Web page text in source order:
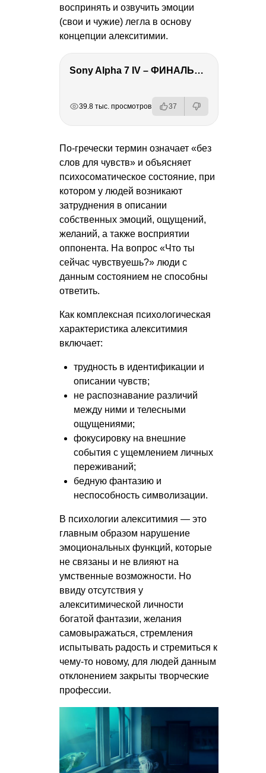
воспринять и озвучить эмоции
(свои и чужие) легла в основу
концепции алекситимии.
Sony Alpha 7 IV – ФИНАЛЬНЫЙ ОБЗОР
39.8 тыс. просмотров 37
По-гречески термин означает «без
слов для чувств» и объясняет
психосоматическое состояние, при
котором у людей возникают
затруднения в описании
собственных эмоций, ощущений,
желаний, а также восприятии
оппонента. На вопрос «Что ты
сейчас чувствуешь?» люди с
данным состоянием не способны
ответить.
Как комплексная психологическая
характеристика алекситимия
включает:
трудность в идентификации и
описании чувств;
не распознавание различий
между ними и телесными
ощущениями;
фокусировку на внешние
события с ущемлением личных
переживаний;
бедную фантазию и
неспособность символизации.
В психологии алекситимия — это
главным образом нарушение
эмоциональных функций, которые
не связаны и не влияют на
умственные возможности. Но
ввиду отсутствия у
алекситимической личности
богатой фантазии, желания
самовыражаться, стремления
испытывать радость и стремиться к
чему-то новому, для людей данным
отклонением закрыты творческие
профессии.